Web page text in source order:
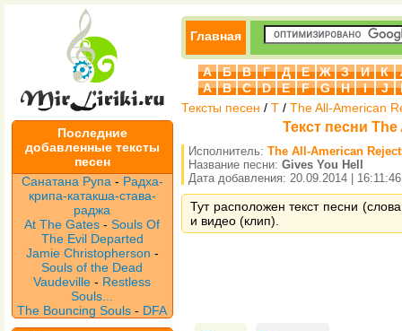
Последние
добавленные тексты
песен
Санатана Рупа - Радха-
крипа-катакша-става-
раджа
At The Gates -Souls Of
The Evil Departed
Jamie Christopherson -
Souls of the Dead
Vaudeville- Restless
Souls...
The Bouncing Souls - DFA
Главная
А Б В Г Д Е Ж З И К
A
B C D E F G H I J
Тексты песен / T / The All-American
Текст песни
Исполнитель: The All-American
Название песни: Gives You Hell
Дата добавления: 20.09.2014 | 16:11:46
Тут расположен текст песни
и видео (клип).